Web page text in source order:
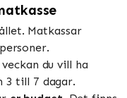
Matkassar
du vill ha
3 till 7 dagar.